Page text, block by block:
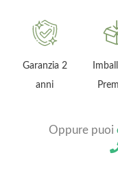
Imballaggio
Premium
14
Oppure puoi